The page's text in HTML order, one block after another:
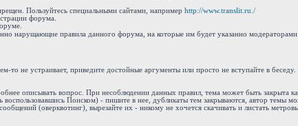
Пользуйтесь специальными сайтами, например http://www.translit.ru./
форума.
нарущающие правила данного форума, на которые им будет указанно
то не устраивает, приведите достойные аргументы или просто не вступайте в
описывать вопрос. При несоблюдении данных правил, тема может быть закрыта
Поиском) - пишите в нее, дубликаты тем закрываются, автор темы
(оверквотинг), вырезайте их - никому не хочется скачивать и листать